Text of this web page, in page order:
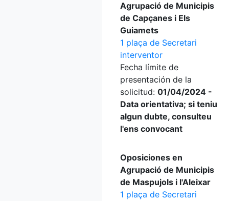
Agrupació de Municipis
de Capçanes i Els
Guiamets
1 plaça de Secretari
interventor
Fecha límite de
presentación de la
solicitud: 01/04/2024 -
Data orientativa; si teniu
algun dubte, consulteu
l'ens convocant
Oposiciones en
Agrupació de Municipis
de Maspujols i l'Aleixar
1 plaça de Secretari